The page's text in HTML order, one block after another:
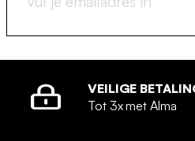
VEILIGE
Tot 3x met Alma